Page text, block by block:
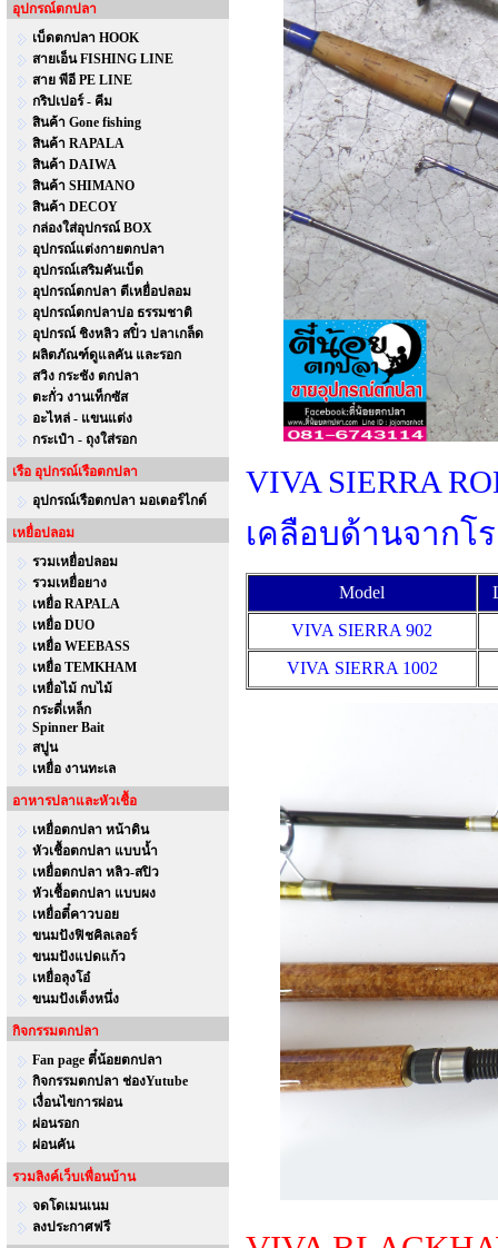
อุปกรณ์ตกปลา
เบ็ดตกปลา HOOK
สายเอ็น FISHING LINE
สาย พีอี PE LINE
กริปเปอร์ - คีม
สินค้า Gone fishing
สินค้า RAPALA
สินค้า DAIWA
สินค้า SHIMANO
สินค้า DECOY
กล่องใส่อุปกรณ์ BOX
อุปกรณ์แต่งกายตกปลา
อุปกรณ์เสริมคันเบ็ด
อุปกรณ์ตกปลา ตีเหยื่อปลอม
อุปกรณ์ตกปลาบ่อ ธรรมชาติ
อุปกรณ์ ชิงหลิว สปิ๋ว ปลาเกล็ด
ผลิตภัณฑ์ดูแลคัน และรอก
สวิง กระชัง ตกปลา
ตะกั่ว งานเท็กซัส
อะไหล่ - แขนแต่ง
กระเป๋า - ถุงใส่รอก
เรือ อุปกรณ์เรือตกปลา
อุปกรณ์เรือตกปลา มอเตอร์ไกด์
เหยื่อปลอม
รวมเหยื่อปลอม
รวมเหยื่อยาง
เหยื่อ RAPALA
เหยื่อ DUO
เหยื่อ WEEBASS
เหยื่อ TEMKHAM
เหยื่อไม้ กบไม้
กระดี่เหล็ก
Spinner Bait
สปูน
เหยื่อ งานทะเล
อาหารปลาและหัวเชื้อ
เหยื่อตกปลา หน้าดิน
หัวเชื้อตกปลา แบบน้ำ
เหยื่อตกปลา หลิว-สปิว
หัวเชื้อตกปลา แบบผง
เหยื่อตี๋คาวบอย
ขนมปังฟิชคิลเลอร์
ขนมปังแปดแก้ว
เหยื่อลุงโอ๋
ขนมปังเต็งหนึ่ง
กิจกรรมตกปลา
Fan page ตี๋น้อยตกปลา
กิจกรรมตกปลา ช่องYutube
เงื่อนไขการผ่อน
ผ่อนรอก
ผ่อนคัน
รวมลิงค์เว็บเพื่อนบ้าน
จดโดเมนเนม
ลงประกาศฟรี
VIVA SIERRA
เคลือบด้านจากโ
Model
VIVA SIERRA 902
VIVA SIERRA 1002